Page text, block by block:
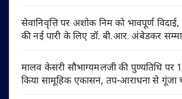
सेवानिवृत्ति पर अशोक निम को भावपूर्ण
की नई पारी के लिए डॉ. बी.आर. अंबेडकर
मालव केसरी सौभाग्यमलजी की पुण्यतिथि पर
किया सामूहिक एकासन, तप-आराधना से गूंजा